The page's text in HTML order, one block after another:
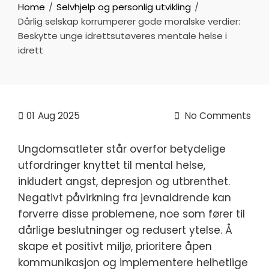
Home
Selvhjelp og personlig utvikling
Dårlig selskap korrumperer gode moralske verdier:
Beskytte unge idrettsutøveres mentale helse i
idrett
01 Aug 2025 No Comments
Ungdomsatleter står overfor betydelige
utfordringer knyttet til mental helse,
inkludert angst, depresjon og utbrenthet.
Negativt påvirkning fra jevnaldrende kan
forverre disse problemene, noe som fører til
dårlige beslutninger og redusert ytelse. Å
skape et positivt miljø, prioritere åpen
kommunikasjon og implementere helhetlige